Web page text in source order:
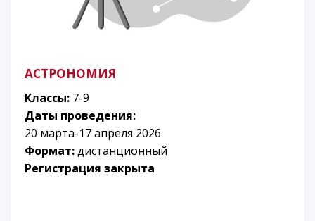
АСТРОНОМИЯ
Классы: 7-9
Даты проведения:
20 марта-17 апреля 2026
Формат:дистанционный
Регистрация закрыта